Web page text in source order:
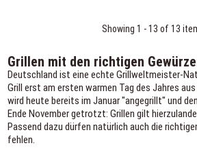
Showing 1 - 13 of 13
Grillen mit den richtigen
Deutschland ist eine echte Grillweltmeister-
Grill erst am ersten warmen Tag des Jahres
wird heute bereits im Januar "angegrillt" und
Ende November getrotzt: Grillen gilt
Passend dazu dürfen natürlich auch die
fehlen.